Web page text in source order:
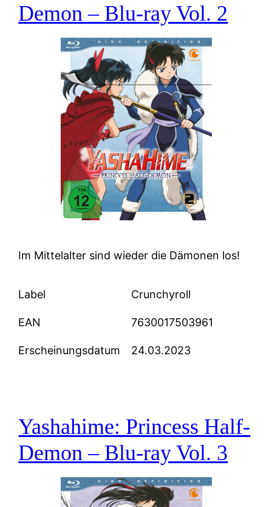
Demon – Blu-ray Vol. 2
Im Mittelalter sind wieder die Dämonen los!
Label Crunchyroll
EAN 7630017503961
Erscheinungsdatum 24.03.2023
Yashahime: Princess Half-
Demon – Blu-ray Vol. 3